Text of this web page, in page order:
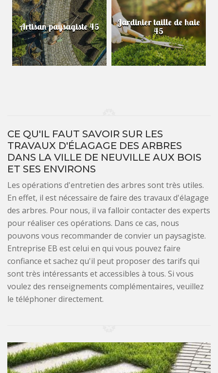
Artisan paysagiste 45 Jardinier taille de haie
45
CE QU'IL FAUT SAVOIR SUR LES
TRAVAUX D'ÉLAGAGE DES ARBRES
DANS LA VILLE DE NEUVILLE AUX BOIS
ET SES ENVIRONS
Les opérations d'entretien des arbres sont très utiles.
En effet, il est nécessaire de faire des travaux d'élagage
des arbres. Pour nous, il va falloir contacter des experts
pour réaliser ces opérations. Dans ce cas, nous
pouvons vous recommander de convier un paysagiste.
Entreprise EB est celui en qui vous pouvez faire
confiance et sachez qu'il peut proposer des tarifs qui
sont très intéressants et accessibles à tous. Si vous
voulez des renseignements complémentaires, veuillez
le téléphoner directement.